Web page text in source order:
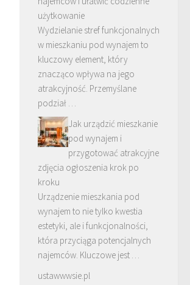
użytkowanie
Wydzielanie stref funkcjonalnych
w mieszkaniu pod wynajem to
kluczowy element, który
znacząco wpływa na jego
atrakcyjność. Przemyślane
podział …
Jak urządzić mieszkanie
pod wynajem i
przygotować atrakcyjne
zdjęcia ogłoszenia krok po
kroku
Urządzenie mieszkania pod
wynajem to nie tylko kwestia
estetyki, ale i funkcjonalności,
która przyciąga potencjalnych
najemców. Kluczowe jest …
ustawwwsie.pl